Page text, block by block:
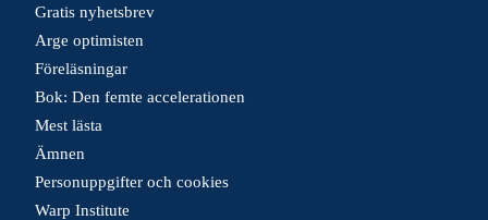
Gratis nyhetsbrev
Arge optimisten
Föreläsningar
Bok: Den femte accelerationen
Mest lästa
Ämnen
Personuppgifter och cookies
Warp Institute